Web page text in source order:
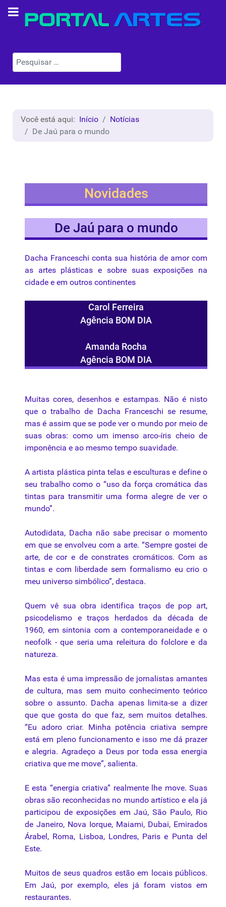
Pesquisar
Você está aqui: Início
Notícias
De Jaú para o mundo
Novidades
De Jaú para o mundo
Dacha Franceschi conta sua história de amor com
as artes plásticas e sobre suas exposições na
cidade e em outros continentes
Carol Ferreira
Agência BOM DIA
Amanda Rocha
Agência BOM DIA
Muitas cores,desenhos e estampas. Não énisto
que o trabalho de Dacha Franceschi se resume,
masé assim que se pode ver o mundo por meio de
suas obras: como um imenso arco-íris cheio de
imponência e ao mesmo tempo suavidade.
A artista plástica pintatelas e esculturas e define o
seu trabalho como o “uso da força cromática das
tintas para transmitir uma forma alegre de ver o
mundo”.
Autodidata, Dacha não sabe precisar o momento
em que se envolveu com a arte. “Sempre gostei de
arte, de cor e de constrates cromáticos. Com as
tintas e com liberdade sem formalismo eu crio o
meu universo simbólico”, destaca.
Quem vê sua obra identifica traços de pop art,
psicodelismo e traços herdados da década de
1960, em sintonia com a contemporaneidade e o
neofolk - que seria uma releitura do folclore e da
natureza.
Mas esta éuma impressão de jornalistas amantes
de cultura, mas sem muito conhecimento teórico
sobre o assunto. Dacha apenas limita-se a dizer
que que gosta do que faz, sem muitos detalhes.
“Eu adoro criar. Minha potência criativa sempre
está em pleno funcionamento e isso me dá prazer
e alegria. Agradeço a Deus por toda essa energia
criativa que me move”, salienta.
E esta “energia criativa” realmente lhe move. Suas
obras são reconhecidas no mundo artístico e ela já
participou de exposiçõesem Jaú, São Paulo, Rio
de Janeiro, Nova Iorque, Maiami, Dubai, Emirados
Árabel, Roma, Lisboa, Londres, Paris e Punta del
Este.
Muitos de seus quadros estão em locais públicos.
Em Jaú, por exemplo, eles já foram vistos em
restaurantes.